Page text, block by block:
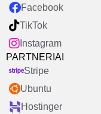
Facebook
TikTok
Instagram
PARTNERIAI
Stripe
Ubuntu
Hostinger